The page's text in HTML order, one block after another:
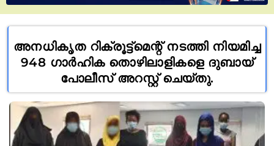
അനധികൃത റിക്രൂട്ട്‌മെന്റ് നടത്തി നിയമിച്ച
948 ഗാർഹിക തൊഴിലാളികളെ ദുബായ്
പോലീസ് അറസ്റ്റ് ചെയ്തു.